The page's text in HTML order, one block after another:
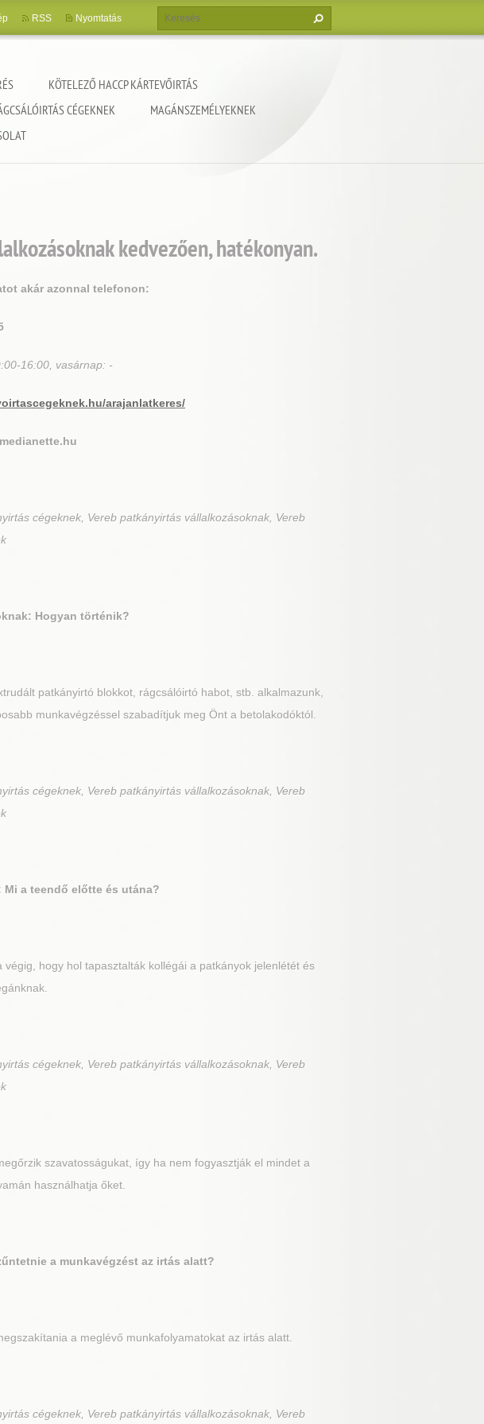
KÖTELEZŐ HACCP KÁRTEVŐIRTÁS
CÉGEKNEK
MAGÁNSZEMÉLYEKNEK
RSS Nyomtatás
kedvezően, hatékonyan.
akár azonnal telefonon:
16:00, vasárnap: -
arajanlatkeres/
cégeknek, Vereb patkányirtás vállalkozásoknak, Vereb
Hogyan történik?
patkányirtó blokkot, rágcsálóirtó habot, stb. alkalmazunk,
munkavégzéssel szabadítjuk meg Önt a betolakodóktól.
cégeknek, Vereb patkányirtás vállalkozásoknak, Vereb
a teendő előtte és utána?
hogy hol tapasztalták kollégái a patkányok jelenlétét és
cégeknek, Vereb patkányirtás vállalkozásoknak, Vereb
szavatosságukat, így ha nem fogyasztják el mindet a
használhatja őket.
a munkavégzést az irtás alatt?
a meglévő munkafolyamatokat az irtás alatt.
cégeknek, Vereb patkányirtás vállalkozásoknak, Vereb